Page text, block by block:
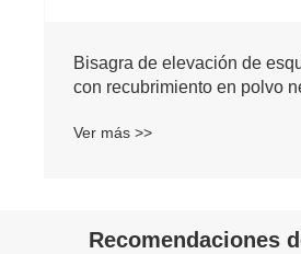
Bisagra de elevación de
con recubrimiento en polvo
Ver más >>
Recomendaciones